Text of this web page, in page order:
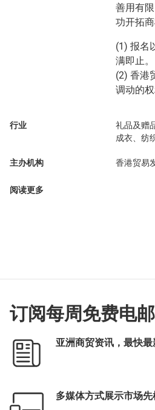
善用有
功开拓商
(1) 报名
满即止。
(2) 香港
调动的
行业
礼品及赠
成衣、纺
主办机构 香港贸易
阅读更多
订阅每周免费电
亚洲商贸资讯，最快最
多媒体方式展示市场先